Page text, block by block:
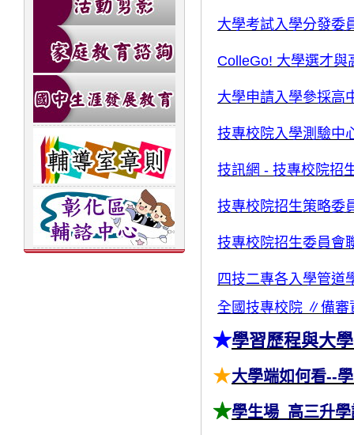
大學考試入學分發委
ColleGo! 大學選才與
大學申請入學參採高
技專校院入學測驗中
技訊網 - 技專校院招
技專校院招生策略委
技專校院招生委員會
四技二專各入學管道
全國技專校院 ∥備審
★學習歷程與大
★大學端如何看--
★學生場_高三升